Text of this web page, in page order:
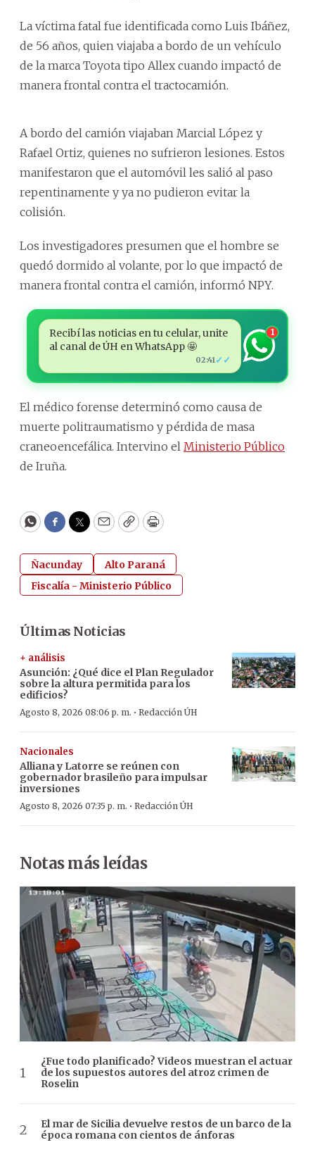
La víctima fatal fue identificada como Luis Ibáñez,
de 56 años, quien viajaba a bordo de un vehículo
de la marca Toyota tipo Allex cuando impactó de
manera frontal contra el tractocamión.
A bordo del camión viajaban Marcial López y
Rafael Ortiz, quienes no sufrieron lesiones. Estos
manifestaron que el automóvil les salió al paso
repentinamente y ya no pudieron evitar la
colisión.
Los investigadores presumen que el hombre se
quedó dormido al volante, por lo que impactó de
manera frontal contra el camión, informó NPY.
Recibí las noticias en tu celular, unite
al canal de ÚH en WhatsApp 🤩
02:41 ✓✓
1
El médico forense determinó como causa de
muerte politraumatismo y pérdida de masa
craneoencefálica. Intervino el Ministerio Público
de Iruña.
WhatsApp
Facebook
Twitter
EmailCopyPrint
Ñacunday
Alto Paraná
Fiscalía - Ministerio Público
Últimas Noticias
+ análisis
Asunción: ¿Qué dice el Plan Regulador
sobre la altura permitida para los
edificios?
Agosto 8, 2026 08:06 p. m. · Redacción ÚH
Nacionales
Alliana y Latorre se reúnen con
gobernador brasileño para impulsar
inversiones
Agosto 8, 2026 07:35 p. m. · Redacción ÚH
Notas más leídas
¿Fue todo planificado? Videos muestran el actuar
de los supuestos autores del atroz crimen de
Roselin
El mar de Sicilia devuelve restos de un barco de la
época romana con cientos de ánforas